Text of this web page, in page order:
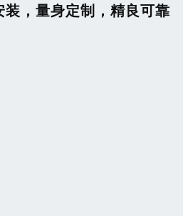
装，量身定制，精良可靠